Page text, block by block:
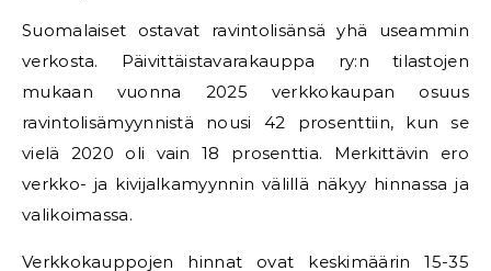
Suomalaiset ostavat ravintolisänsä yhä useammin
verkosta. Päivittäistavarakauppa ry:n tilastojen
mukaan vuonna 2025 verkkokaupan osuus
ravintolisämyynnistä nousi 42 prosenttiin, kun se
vielä 2020 oli vain 18 prosenttia. Merkittävin ero
verkko- ja kivijalkamyynnin välillä näkyy hinnassa ja
valikoimassa.
Verkkokauppojen hinnat ovat keskimäärin 15-35